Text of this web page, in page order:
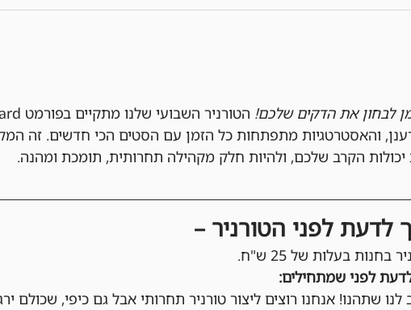
לבחון את הדקים שלכם!
והאסטרטגיות מתפתחות כל הזמן עם הסטים הכי חדשים. זה
הקרב שלכם, ולהיות חלק מקהילה תחרותית, תומכת ומהנה.
לדעת לפני הטורניר –
בעלות של 25 ש"ח.
לפני שמתחילים:
לנו שתהנו! אנחנו רוצים ליצור טורניר תחרותי אבל גם כיפי, שכולם